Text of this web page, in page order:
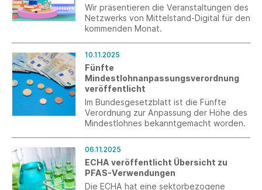
Wir präsentieren die Veranstaltungen des
Netzwerks von Mittelstand-Digital für den
kommenden Monat.
10.11.2025
Fünfte
Mindestlohnanpassungsverordnung
veröffentlicht
Im Bundesgesetzblatt ist die Fünfte
Verordnung zur Anpassung der Höhe des
Mindestlohnes bekanntgemacht worden.
06.11.2025
ECHA veröffentlicht Übersicht zu
PFAS-Verwendungen
Die ECHA hat eine sektorbezogene